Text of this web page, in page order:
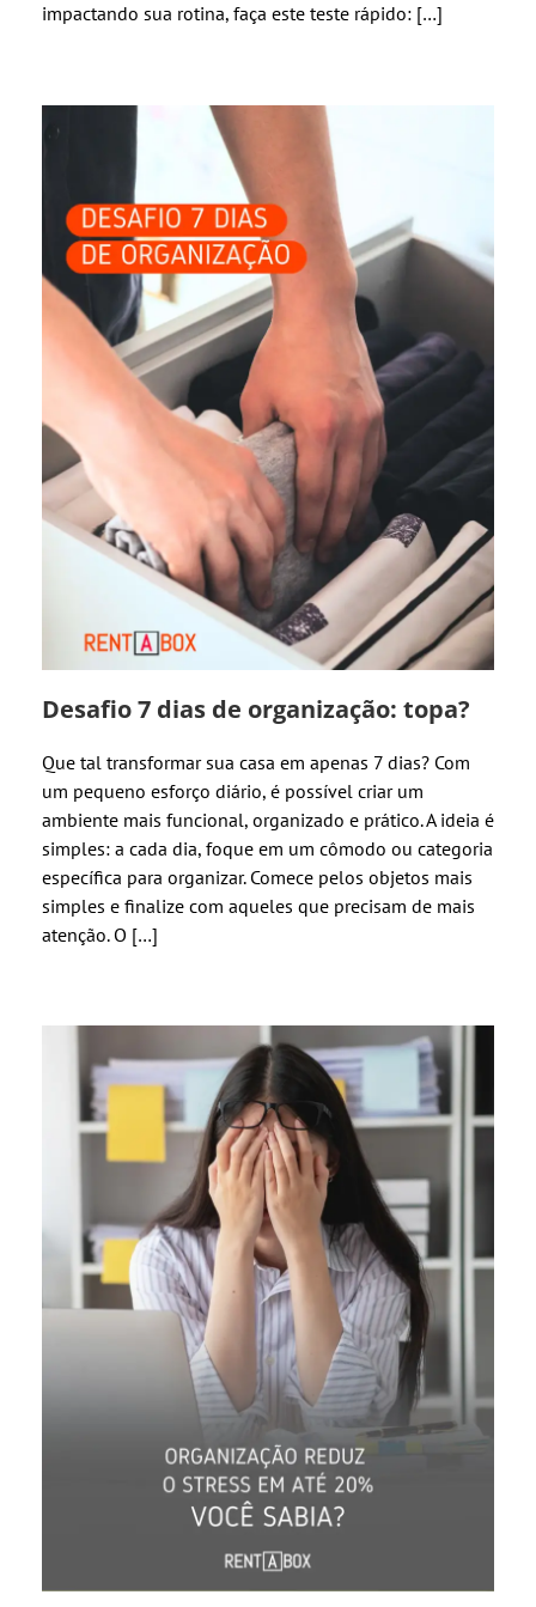
impactando sua rotina, faça este teste rápido: […]
Desafio 7 dias de organização: topa?
Que tal transformar sua casa em apenas 7 dias? Com
um pequeno esforço diário, é possível criar um
ambiente mais funcional, organizado e prático. A ideia é
simples: a cada dia, foque em um cômodo ou categoria
específica para organizar. Comece pelos objetos mais
simples e finalize com aqueles que precisam de mais
atenção. O […]